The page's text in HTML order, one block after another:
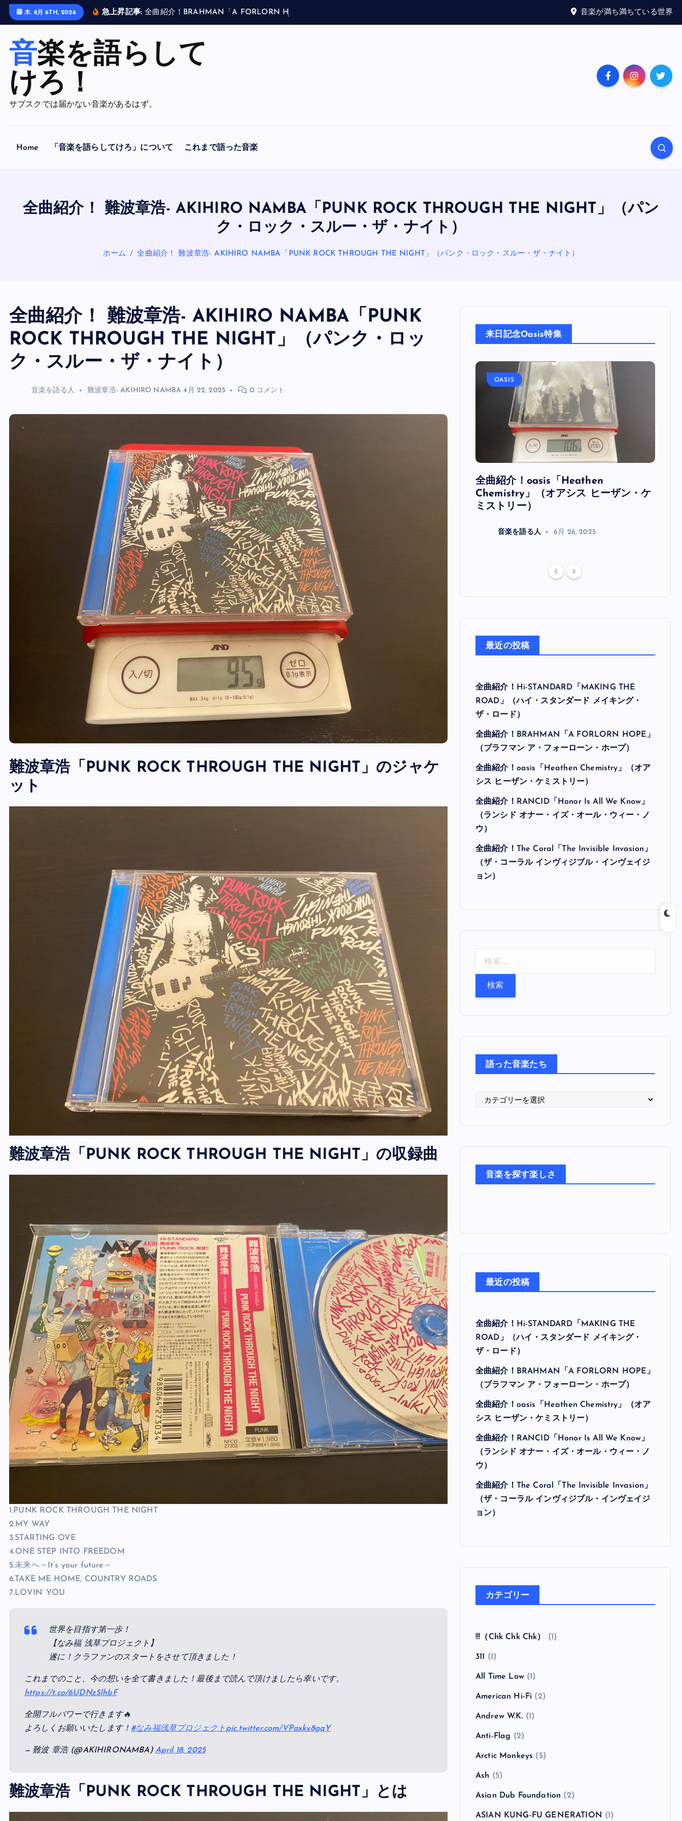
木. 8月 6TH, 2026 急上昇記事: 全曲 紹介 ！ B RA H MA N 「A FO R LO RN H 音楽が満ち満ちている世界
音楽を語らして
けろ！
サブスクでは届かない音楽があるはず。
Home 「音楽を語らしてけろ」について これまで語った音楽
全曲紹介！ 難波章浩- AKIHIRO NAMBA「PUNK ROCK THROUGH THE NIGHT」（パン
ク・ロック・スルー・ザ・ナイト）
ホーム 全曲紹介！ 難波章浩- AKIHIRO NAMBA「PUNK ROCK THROUGH THE NIGHT」（パンク・ロック・スルー・ザ・ナイト）
全曲紹介！ 難波章浩- AKIHIRO NAMBA「PUNK
ROCK THROUGH THE NIGHT」（パンク・ロッ
ク・スルー・ザ・ナイト）
音楽を語る人 難波章浩- AKIHIRO NAMBA 4月 22, 2025 0 コメント
難波章浩「PUNK ROCK THROUGH THE NIGHT」のジャケ
ット
難波章浩「PUNK ROCK THROUGH THE NIGHT」の収録曲
1.PUNK ROCK THROUGH THE NIGHT
2.MY WAY
3.STARTING OVE
4.ONE STEP INTO FREEDOM
5.未来へ～It’s your future～
6.TAKE ME HOME, COUNTRY ROADS
7.LOVIN’ YOU
世界を目指す第一歩！
【なみ福 浅草プロジェクト】
遂に！クラファンのスタートをさせて頂きました！
これまでのこと、今の想いを全て書きました！最後まで読んで頂けましたら幸いです。
https://t.co/6UDNz5IhbF
全開フルパワーで行きます🔥
よろしくお願いいたします！ #なみ福浅草プロジェクト pic.twitter.com/VPaxkx8gqY
— 難波 章浩 (@AKIHIRONAMBA) April 18, 2025
難波章浩「PUNK ROCK THROUGH THE NIGHT」とは
来日記念Oasis特集
全曲紹介！oasis「Definitely
Maybe」（オアシス デフィニトリ
ー・メイビー）
音楽を語る人
OASIS
全曲紹介！oasis「Heathen
Chemistry」（オアシス ヒーザン・ケ
ミストリー）
音楽を語る人 6月 26, 2025
最近の投稿
全曲紹介！Hi-STANDARD「MAKING THE
ROAD」（ハイ・スタンダード メイキング・
ザ・ロード）
全曲紹介！BRAHMAN「A FORLORN HOPE」
（ブラフマン ア・フォーローン・ホープ）
全曲紹介！oasis「Heathen Chemistry」（オア
シス ヒーザン・ケミストリー）
全曲紹介！RANCID「Honor Is All We Know」
（ランシド オナー・イズ・オール・ウィー・ノ
ウ）
全曲紹介！The Coral「The Invisible Invasion」
（ザ・コーラル インヴィジブル・インヴェイジ
ョン）
語った音楽たち
た
音楽を探す楽しさ
最近の投稿
全曲紹介！Hi-STANDARD「MAKING THE
ROAD」（ハイ・スタンダード メイキング・
ザ・ロード）
全曲紹介！BRAHMAN「A FORLORN HOPE」
（ランシド オナー・イズ・オール・ウィー・ノ
ウ）
（ザ・コーラル インヴィジブル・インヴェイジ
ョン）
カテゴリー
!!!（Chk Chk Chk）
311(1)
All Time Low(1)